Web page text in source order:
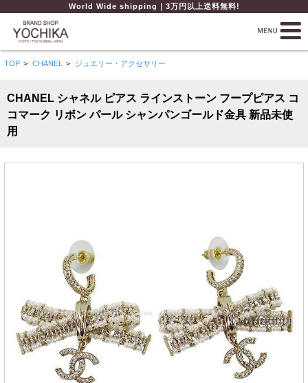
World Wide shipping｜3万円以上送料無料!
TOP > CHANEL > ジュエリー・アクセサリー
CHANEL シャネル ピアス ラインストーン フープピアス コ
コマーク リボン パール シャンパンゴールド金具 新品未使
用